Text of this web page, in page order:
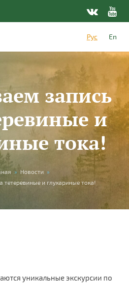
Рус
En
запись
и
тока!
» Новости »
тетеревиные и глухариные тока!
уникальные экскурсии по